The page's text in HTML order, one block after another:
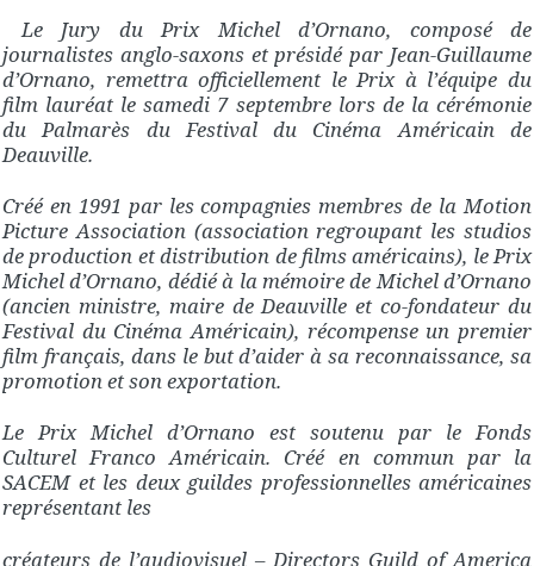
Le Jury du Prix Michel d’Ornano, composé de
journalistes anglo-saxons et présidé par Jean-Guillaume
d’Ornano, remettra officiellement le Prix à l’équipe du
film lauréat le samedi 7 septembre lors de la cérémonie
du Palmarès du Festival du Cinéma Américain de
Deauville.
Créé en 1991 par les compagnies membres de la Motion
Picture Association (association regroupant les studios
de production et distribution de films américains), le Prix
Michel d’Ornano, dédié à la mémoire de Michel d’Ornano
(ancien ministre, maire de Deauville et co-fondateur du
Festival du Cinéma Américain), récompense un premier
film français, dans le but d’aider à sa reconnaissance, sa
promotion et son exportation.
Le Prix Michel d’Ornano est soutenu par le Fonds
Culturel Franco Américain. Créé en commun par la
SACEM et les deux guildes professionnelles américaines
représentant les
créateurs de l’audiovisuel – Directors Guild of America